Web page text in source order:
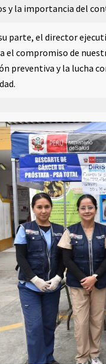
y la importancia del
parte, el director
el compromiso de
preventiva y la lucha